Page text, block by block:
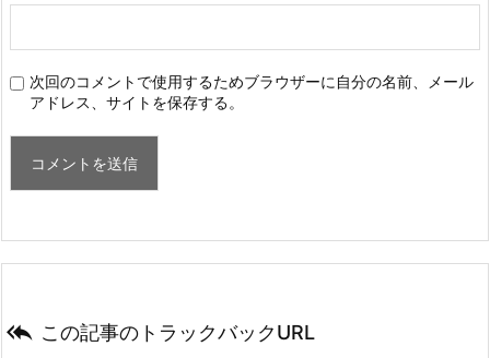
次回のコメントで使用するためブラウザーに自分の名前、メール
アドレス、サイトを保存する。
 この記事のトラックバックURL